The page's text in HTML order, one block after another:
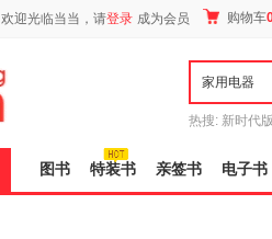
欢迎光临当当，请登录 成为会员 购物车
热搜: 新时代
图书 特装书 亲签书 电子书